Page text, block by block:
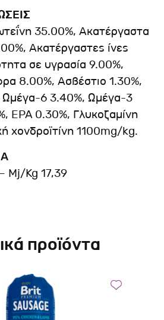
35.00%, Ακατέργαστα
Ακατέργαστες ίνες
σε υγρασία 9.00%,
8.00%, Ασβέστιο 1.30%,
6 3.40%, Ωμέγα-3
EPA 0.30%, Γλυκοζαμίνη
χονδροϊτίνη 1100mg/kg.
Mj/Kg 17,39
προϊόντα